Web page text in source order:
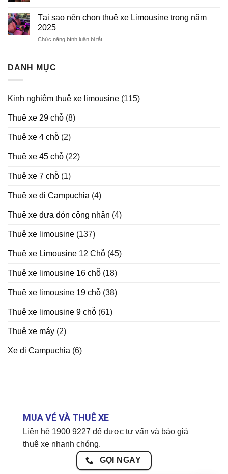
Tết
Giá
Thuê
Tại sao nên chọn thuê xe Limousine trong năm
2025
Chức năng bình luận bị tắt
Limousine
DANH MỤC
Kinh nghiệm thuê xe limousine (115)
Thuê xe 29 chỗ (8)
Thuê xe 4 chỗ (2)
Thuê xe 45 chỗ (22)
Thuê xe 7 chỗ (1)
Thuê xe đi Campuchia (4)
Thuê xe đưa đón công nhân (4)
Thuê xe limousine (137)
Thuê xe Limousine 12 Chỗ (45)
Thuê xe limousine 16 chỗ (18)
Thuê xe limousine 19 chỗ (38)
Thuê xe limousine 9 chỗ (61)
Thuê xe máy (2)
Xe đi Campuchia (6)
MUA VÉ VÀ THUÊ XE
Liên hệ 1900 9227 để được tư vấn và báo giá
thuê xe nhanh chóng.
GỌI NGAY